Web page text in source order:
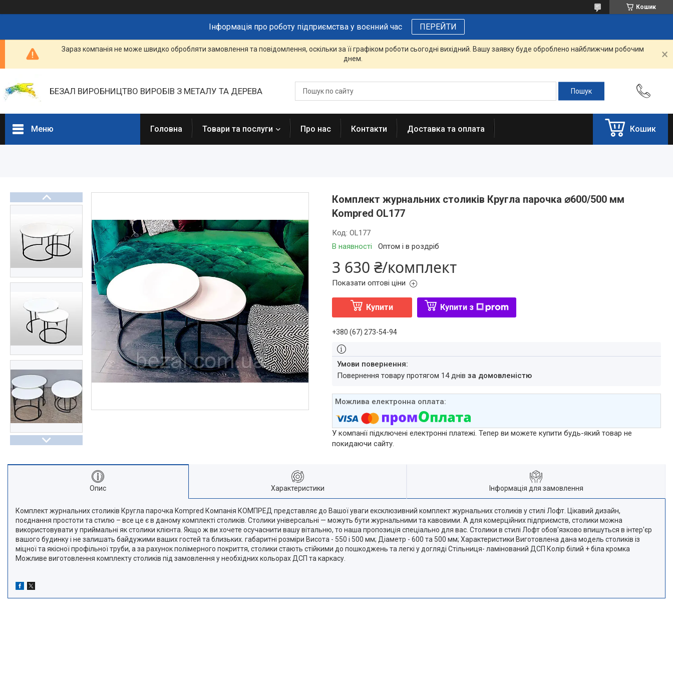
Кошик
Інформація про роботу підприємства у воєнний час ПЕРЕЙТИ
Зараз компанія не може швидко обробляти замовлення та повідомлення, оскільки за її графіком роботи сьогодні вихідний. Вашу заявку буде оброблено найближчим робочим
днем.
БЕЗАЛ ВИРОБНИЦТВО ВИРОБІВ З МЕТАЛУ ТА ДЕРЕВА
Меню
Прайс-листи
Новини
Презентації та документи
Про нас
Відгуки
Доставка та оплата
Головна Товари та послуги Про нас Контакти Доставка та оплата Кошик
Комплект журнальних столиків Кругла парочка ⌀600/500 мм
Kompred OL177
В наявності Оптом і в роздріб
Код: OL177
3 630 ₴/комплект
Показати оптові ціни
Купити Купити з
+380 (67) 273-54-94
повернення товару протягом 14 днів за домовленістю
У компанії підключені електронні платежі. Тепер ви можете купити будь-який товар не
покидаючи сайту.
Опис Характеристики Інформація для замовлення
Комплект журнальних столиків Кругла парочка Kompred Компанія КОМПРЕД представляє до Вашої уваги ексклюзивний комплект журнальних столиків у стилі Лофт. Цікавий дизайн,
поєднання простоти та стилю – все це є в даному комплекті столиків. Столики універсальні — можуть бути журнальними та кавовими. А для комерційних підприємств, столики можна
використовувати у приймальні як столики клієнта. Якщо ж ви хочете осучаснити вашу вітальню, то наша пропозиція спеціально для вас. Столики в стилі Лофт обов'язково впишуться в інтер'єр
вашого будинку і не залишать байдужими ваших гостей та близьких. габаритні розміри Висота - 550 і 500 мм; Діаметр - 600 та 500 мм; Характеристики Виготовлена дана модель столиків із
міцної та якісної профільної труби, а за рахунок полімерного покриття, столики стають стійкими до пошкоджень та легкі у догляді Стільниця- ламінований ДСП Колір білий + біла кромка
Можливе виготовлення комплекту столиків під замовлення у необхідних кольорах ДСП та каркасу.